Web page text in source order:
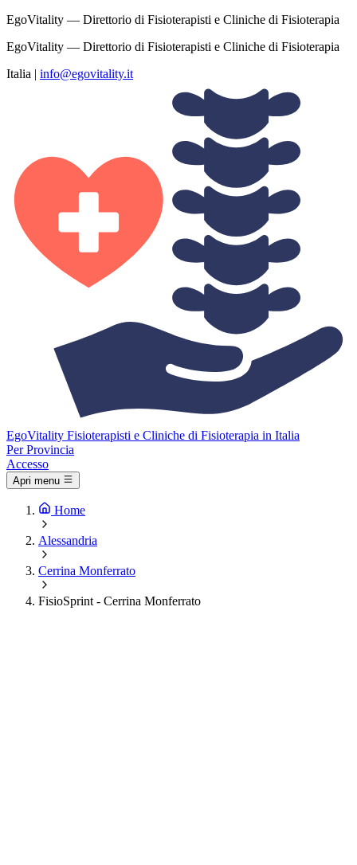
EgoVitality — Direttorio di Fisioterapisti e Cliniche di Fisioterapia
EgoVitality — Direttorio di Fisioterapisti e Cliniche di Fisioterapia
Italia | info@egovitality.it
EgoVitality Fisioterapisti e Cliniche di Fisioterapia in Italia
Per Provincia
Accesso
Apri menu
Home
Alessandria
Cerrina Monferrato
FisioSprint - Cerrina Monferrato